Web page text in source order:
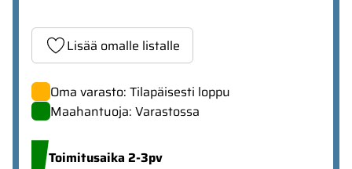
Lisää omalle listalle
Oma varasto: Tilapäisesti loppu
Maahantuoja: Varastossa
Toimitusaika 2-3pv